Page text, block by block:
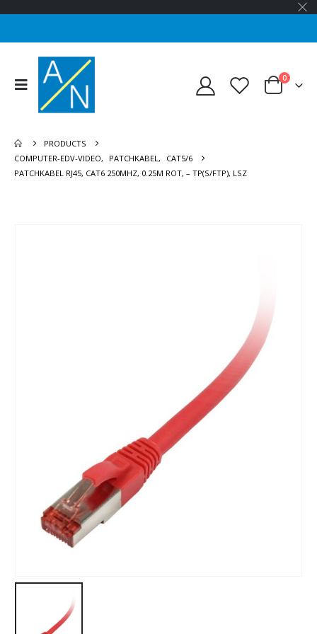
0
PRODUCTS
COMPUTER-EDV-VIDEO, PATCHKABEL,
CAT5/6
PATCHKABEL RJ45, CAT6 250MHZ, 0.25M ROT, – TP(S/FTP), LSZ